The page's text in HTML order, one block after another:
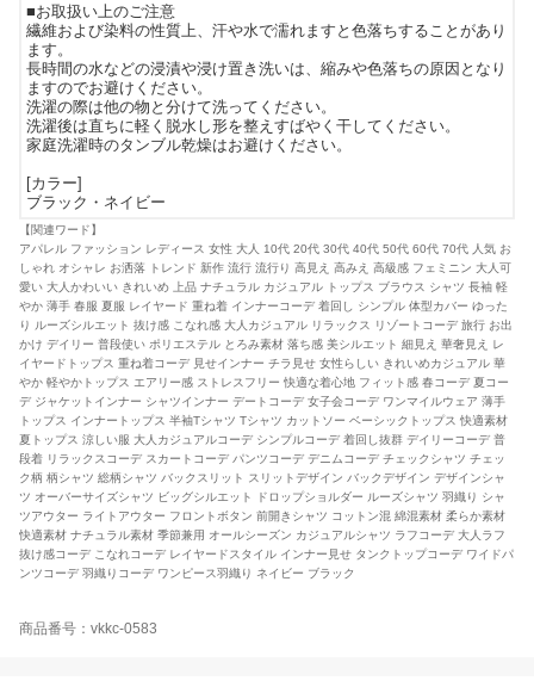
■お取扱い上のご注意
繊維および染料の性質上、汗や水で濡れますと色落ちすることがあり
ます。
長時間の水などの浸漬や浸け置き洗いは、縮みや色落ちの原因となり
ますのでお避けください。
洗濯の際は他の物と分けて洗ってください。
洗濯後は直ちに軽く脱水し形を整えすばやく干してください。
家庭洗濯時のタンブル乾燥はお避けください。
[カラー]
ブラック・ネイビー
【関連ワード】
アパレル ファッション レディース 女性 大人 10代 20代 30代 40代 50代 60代 70代 人気 お
しゃれ オシャレ お洒落 トレンド 新作 流行 流行り 高見え 高みえ 高級感 フェミニン 大人可
愛い 大人かわいい きれいめ 上品 ナチュラル カジュアル トップス ブラウス シャツ 長袖 軽
やか 薄手 春服 夏服 レイヤード 重ね着 インナーコーデ 着回し シンプル 体型カバー ゆった
り ルーズシルエット 抜け感 こなれ感 大人カジュアル リラックス リゾートコーデ 旅行 お出
かけ デイリー 普段使い ポリエステル とろみ素材 落ち感 美シルエット 細見え 華奢見え レ
イヤードトップス 重ね着コーデ 見せインナー チラ見せ 女性らしい きれいめカジュアル 華
やか 軽やかトップス エアリー感 ストレスフリー 快適な着心地 フィット感 春コーデ 夏コー
デ ジャケットインナー シャツインナー デートコーデ 女子会コーデ ワンマイルウェア 薄手
トップス インナートップス 半袖Tシャツ Tシャツ カットソー ベーシックトップス 快適素材
夏トップス 涼しい服 大人カジュアルコーデ シンプルコーデ 着回し抜群 デイリーコーデ 普
段着 リラックスコーデ スカートコーデ パンツコーデ デニムコーデ チェックシャツ チェッ
ク柄 柄シャツ 総柄シャツ バックスリット スリットデザイン バックデザイン デザインシャ
ツ オーバーサイズシャツ ビッグシルエット ドロップショルダー ルーズシャツ 羽織り シャ
ツアウター ライトアウター フロントボタン 前開きシャツ コットン混 綿混素材 柔らか素材
快適素材 ナチュラル素材 季節兼用 オールシーズン カジュアルシャツ ラフコーデ 大人ラフ
抜け感コーデ こなれコーデ レイヤードスタイル インナー見せ タンクトップコーデ ワイドパ
ンツコーデ 羽織りコーデ ワンピース羽織り ネイビー ブラック
商品番号：vkkc-0583